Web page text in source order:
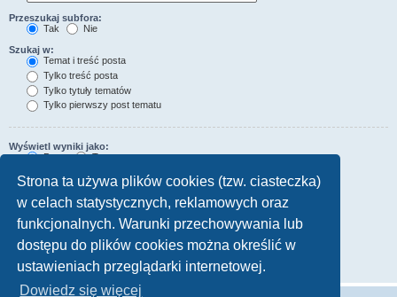
Strona ta używa plików cookies (tzw. ciasteczka)
w celach statystycznych, reklamowych oraz
funkcjonalnych. Warunki przechowywania lub
dostępu do plików cookies można określić w
ustawieniach przeglądarki internetowej.
Dowiedz się więcej
Przeszukaj subfora:
Tak
Nie
Szukaj w:
Temat i treść posta
Tylko treść posta
Tylko tytuły tematów
Tylko pierwszy post tematu
Wyświetl wyniki jako:
Posty
Tematy
Sortuj wyniki wg:
Rosnąco
Malejąco
Wyświetl pierwsze:
znaków w poście